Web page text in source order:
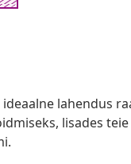
lahendus
lisades